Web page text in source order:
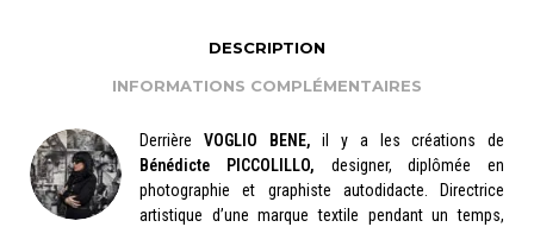
DESCRIPTION
INFORMATIONS COMPLÉMENTAIRES
Derrière VOGLIO BENE,il y a les créations de
Bénédicte PICCOLILLO, designer, diplômée en
photographie et graphiste autodidacte. Directrice
artistique d’une marque textile pendant un temps,